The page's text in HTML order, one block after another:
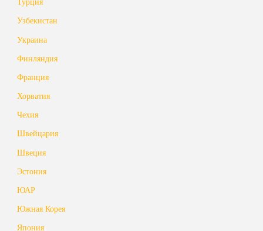
Узбекистан
Украина
Финляндия
Франция
Хорватия
Чехия
Швейцария
Швеция
Эстония
ЮАР
Южная Корея
Япония